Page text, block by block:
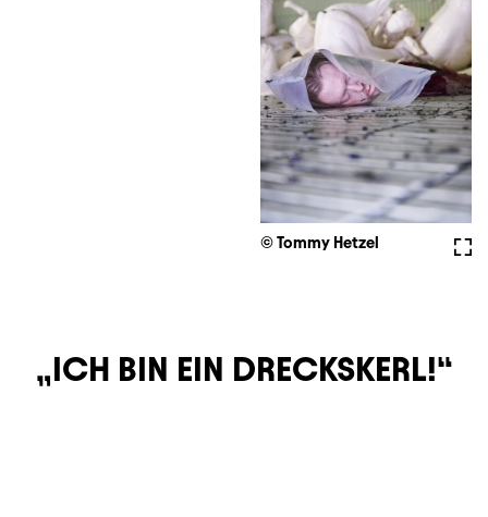
© Tommy Hetzel
ICH BIN EIN DRECKSKERL!